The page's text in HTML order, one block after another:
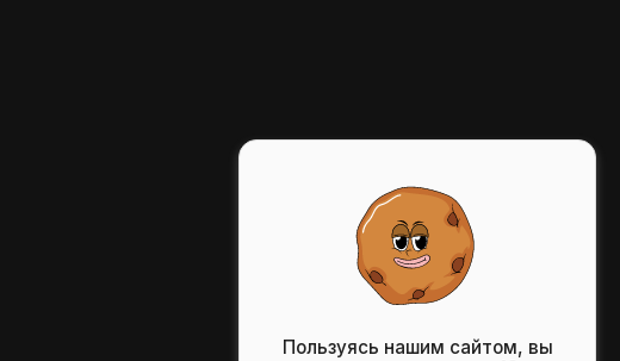
Пользуясь нашим сайтом, вы